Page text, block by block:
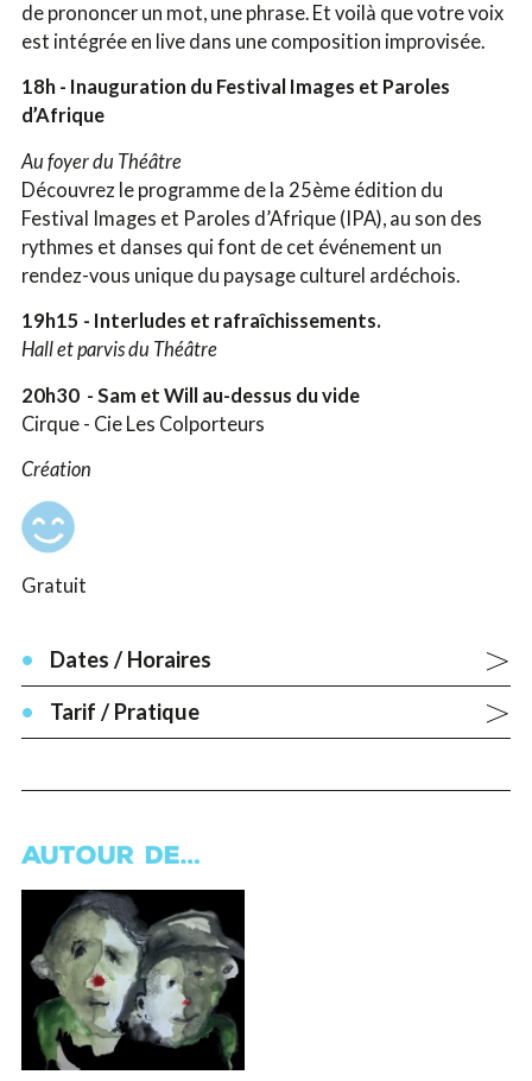
de prononcer un mot, une phrase. Et voilà que votre voix
est intégrée en live dans une composition improvisée.
18h - Inauguration du Festival Images et Paroles
d’Afrique
Au foyer du Théâtre
Découvrez le programme de la 25ème édition du
Festival Images et Paroles d’Afrique (IPA), au son des
rythmes et danses qui font de cet événement un
rendez-vous unique du paysage culturel ardéchois.
19h15 - Interludes et rafraîchissements.
Hall et parvis du Théâtre
20h30 - Sam et Will au-dessus du vide
Cirque - Cie Les Colporteurs
Création
Gratuit
Dates / Horaires
Tarif / Pratique
AUTOUR DE…